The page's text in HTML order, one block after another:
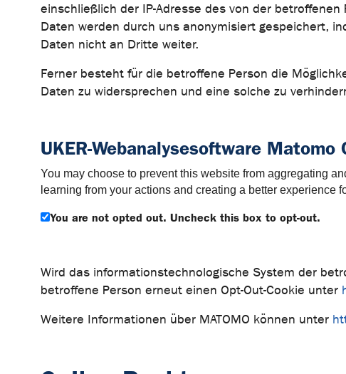
einschließlich der IP-Adresse des von der
Daten werden durch uns anonymisiert gespeichert,
Daten nicht an Dritte weiter.
Ferner besteht für die betroffene Person die
Daten zu widersprechen und eine solche zu
UKER-Webanalysesoftware Matomo
You may choose to prevent this website from aggregating
learning from your actions and creating a better experience
You are not opted out. Uncheck this box to opt-out.
Wird das informationstechnologische System der
betroffene Person erneut einen Opt-Out-Cookie unter
Weitere Informationen über MATOMO können unter